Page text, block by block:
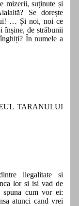
mizerii, suținute și
Se dorește
… Și noi, noi ce
înșine, de străbunii
În numele a
TARANULUI
ilegalitate si
lor si isi vad de
cum vor ei:
atunci cand vrei